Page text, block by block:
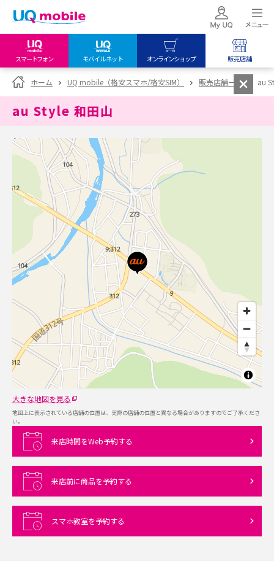
スマートフォン モバイルネット オンラインショップ 販売店舗
my UQ WiMAX
UQ WiMAX ご契約の方
My UQ mobile
UQ mobile
データチャージサイト
UQ mobile
オンラインショップ
UQ WiMAX
UQ mobile
販売店舗
UQ WiMAX
ホーム UQ mobile（格安スマホ/格安SIM） 販売店舗一覧 au
au Style 和田山
大きな地図を見る
地図上に表示されている店舗の位置は、実際の店舗の位置と異なる場合がありますのでご了承くださ
い。
来店時間をWeb予約する
来店前に商品を予約する
スマホ教室を予約する